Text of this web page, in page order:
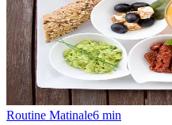
Routine Matinale6 min